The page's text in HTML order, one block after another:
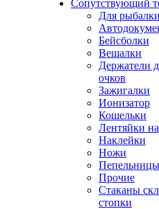
Сопутствующий
Для рыбалки
Бейсболки
Вешалки
Держатели
очков
Зажигалки
Ионизатор
Кошельки
Лентяйки
Наклейки
Ножи
Пепельницы
Прочие
Стаканы
стопки